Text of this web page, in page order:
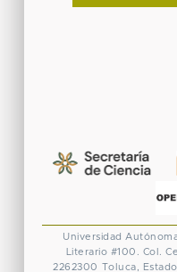
Universidad
Literario #100. Col.
2262300 Toluca,